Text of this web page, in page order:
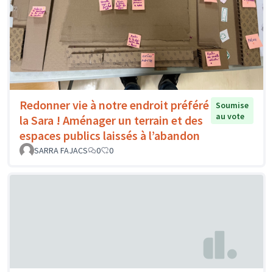
Redonner vie à notre endroit préféré
la Sara ! Aménager un terrain et des
espaces publics laissés à l’abandon
Soumise
au vote
SARRA FAJACS 0 0